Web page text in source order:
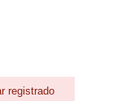
registrado